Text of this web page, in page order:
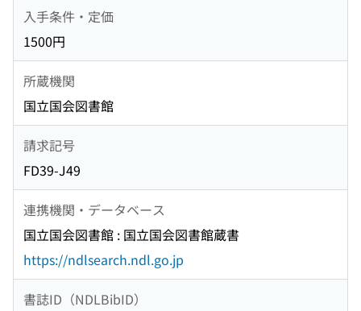
入手条件・定価
1500円
所蔵機関
国立国会図書館
請求記号
FD39-J49
連携機関・データベース
国立国会図書館 : 国立国会図書館蔵書
https://ndlsearch.ndl.go.jp
書誌ID（NDLBibID）